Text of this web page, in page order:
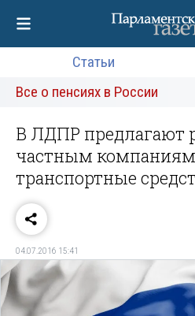
Статьи
Все о пенсиях в России
В ЛДПР предлагают
частным компаниям
транспортные
04.07.2016 15:41